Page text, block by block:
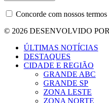
Concorde com nossos
© 2026 DESENVOLVIDO
ÚLTIMAS NOTÍCIAS
DESTAQUES
CIDADE E REGIÃO
GRANDE ABC
GRANDE SP
ZONA LESTE
ZONA NORTE